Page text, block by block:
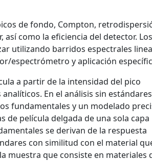
de fondo, Compton,
como la eficiencia del detector. Los
utilizando barridos espectrales
espectrómetro y aplicación
a partir de la intensidad del pico
En el análisis sin
fundamentales y un modelado
de película delgada de una sola capa
se derivan de la respuesta
con similitud con el material
muestra que consiste en materiales